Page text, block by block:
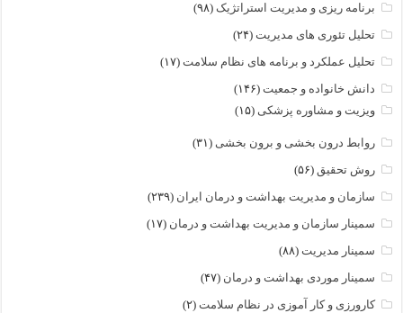
برنامه ریزی و مدیریت استراتژیک (۹۸)
تحلیل تئوری های مدیریت (۲۴)
تحلیل عملکرد و برنامه های نظام سلامت (۱۷)
دانش خانواده و جمعیت (۱۴۶)
ویزیت و مشاوره پزشکی (۱۵)
روابط درون بخشی و برون بخشی (۳۱)
روش تحقیق (۵۶)
سازمان و مدیریت بهداشت و درمان ایران (۲۳۹)
سمینار سازمان و مدیریت بهداشت و درمان (۱۷)
سمینار مدیریت (۸۸)
سمینار موردی بهداشت و درمان (۴۷)
کارورزی و کار آموزی در نظام سلامت (۲)